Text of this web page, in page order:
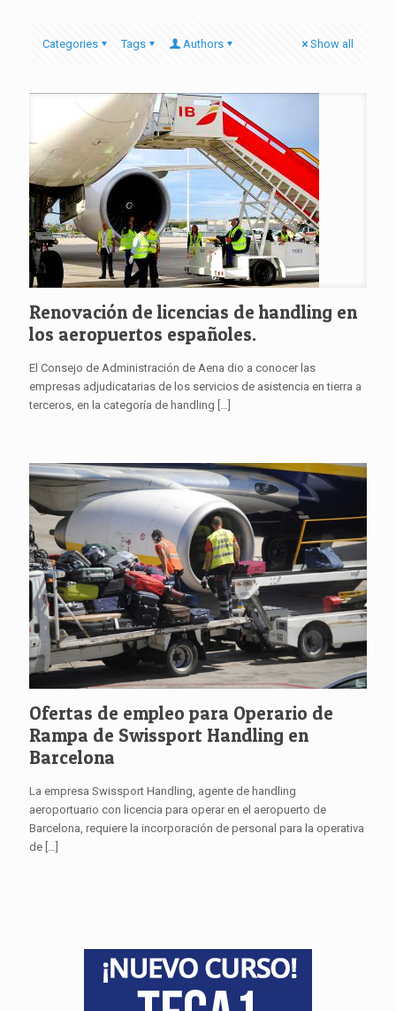
Categories Tags Authors Show all
Renovación de licencias de handling en
los aeropuertos españoles.
El Consejo de Administración de Aena dio a conocer las
empresas adjudicatarias de los servicios de asistencia en tierra a
terceros, en la categoría de handling […]
Ofertas de empleo para Operario de
Rampa de Swissport Handling en
Barcelona
La empresa Swissport Handling, agente de handling
aeroportuario con licencia para operar en el aeropuerto de
Barcelona, requiere la incorporación de personal para la operativa
de […]